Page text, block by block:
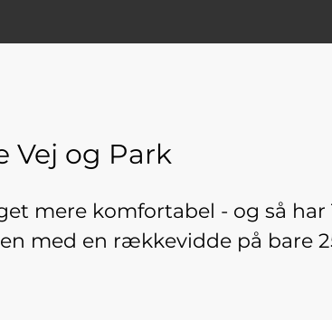
Vej og Park
mere komfortabel - og så
med en rækkevidde på bare